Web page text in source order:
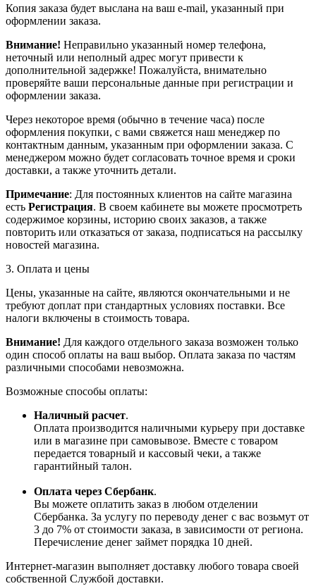
Копия заказа будет выслана на ваш e-mail, указанный при
оформлении заказа.
Внимание! Неправильно указанный номер телефона,
неточный или неполный адрес могут привести к
дополнительной задержке! Пожалуйста, внимательно
проверяйте ваши персональные данные при регистрации и
оформлении заказа.
Через некоторое время (обычно в течение часа) после
оформления покупки, с вами свяжется наш менеджер по
контактным данным, указанным при оформлении заказа. С
менеджером можно будет согласовать точное время и сроки
доставки, а также уточнить детали.
Примечание: Для постоянных клиентов на сайте магазина
есть Регистрация. В своем кабинете вы можете просмотреть
содержимое корзины, историю своих заказов, а также
повторить или отказаться от заказа, подписаться на рассылку
новостей магазина.
3. Оплата и цены
Цены, указанные на сайте, являются окончательными и не
требуют доплат при стандартных условиях поставки. Все
налоги включены в стоимость товара.
Внимание! Для каждого отдельного заказа возможен только
один способ оплаты на ваш выбор. Оплата заказа по частям
различными способами невозможна.
Возможные способы оплаты:
Наличный расчет.
Оплата производится наличными курьеру при доставке
или в магазине при самовывозе. Вместе с товаром
передается товарный и кассовый чеки, а также
гарантийный талон.
Оплата через Сбербанк.
Вы можете оплатить заказ в любом отделении
Сбербанка. За услугу по переводу денег с вас возьмут от
3 до 7% от стоимости заказа, в зависимости от региона.
Перечисление денег займет порядка 10 дней.
Интернет-магазин выполняет доставку любого товара своей
собственной Службой доставки.